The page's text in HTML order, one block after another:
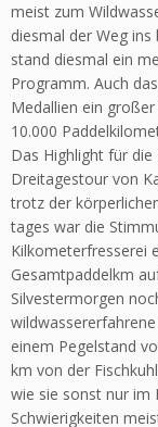
meist zum
diesmal der Weg
stand diesmal ein
Programm. Auch
Medallien ein
10.000
Das Highlight für die
Dreitagestour von
trotz der
tages war die
Kilkometerfresserei
Gesamtpaddelkm
Silvestermorgen
einem Pegelstand
km von der
wie sie sonst nur im
Schwierigkeiten